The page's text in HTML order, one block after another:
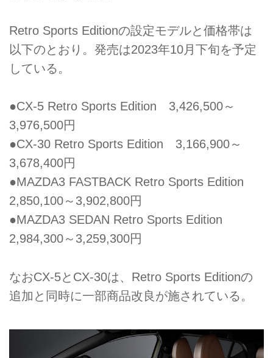
Retro Sports Editionの設定モデルと価格帯は
以下のとおり。発売は2023年10月下旬を予定
している。
●CX-5 Retro Sports Edition 3,426,500～
3,976,500円
●CX-30 Retro Sports Edition 3,166,900～
3,678,400円
●MAZDA3 FASTBACK Retro Sports Edition
2,850,100～3,902,800円
●MAZDA3 SEDAN Retro Sports Edition
2,984,300～3,259,300円
なおCX-5とCX-30は、Retro Sports Editionの
追加と同時に一部商品改良が施されている。